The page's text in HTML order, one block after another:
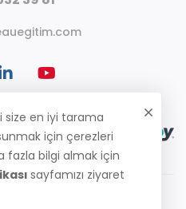
size en iyi tarama
için çerezleri
fazla bilgi almak için
sayfamızı ziyaret